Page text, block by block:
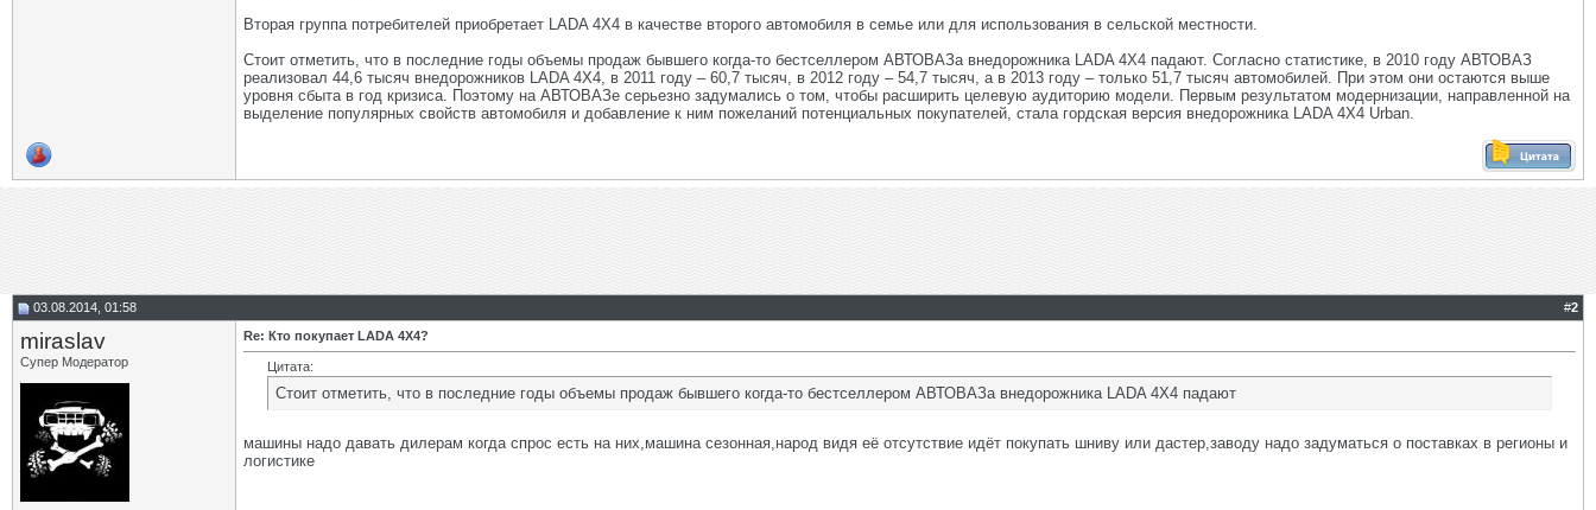
Вторая группа потребителей приобретает LADA 4X4 в качестве второго автомобиля в семье или для использования в сельской местности.
Стоит отметить, что в последние годы объемы продаж бывшего когда-то бестселлером АВТОВАЗа внедорожника LADA 4X4 падают. Согласно статистике, в 2010 году АВТОВАЗ
реализовал 44,6 тысяч внедорожников LADA 4X4, в 2011 году – 60,7 тысяч, в 2012 году – 54,7 тысяч, а в 2013 году – только 51,7 тысяч автомобилей. При этом они остаются выше
уровня сбыта в год кризиса. Поэтому на АВТОВАЗе серьезно задумались о том, чтобы расширить целевую аудиторию модели. Первым результатом модернизации, направленной на
выделение популярных свойств автомобиля и добавление к ним пожеланий потенциальных покупателей, стала гордская версия внедорожника LADA 4X4 Urban.
03.08.2014, 01:58 #2
miraslav
Супер Модератор
Re: Кто покупает LADA 4X4?
Цитата:
Стоит отметить, что в последние годы объемы продаж бывшего когда-то бестселлером АВТОВАЗа внедорожника LADA 4X4 падают
машины надо давать дилерам когда спрос есть на них,машина сезонная,народ видя её отсутствие идёт покупать шниву или дастер,заводу надо задуматься о поставках в регионы и
логистике